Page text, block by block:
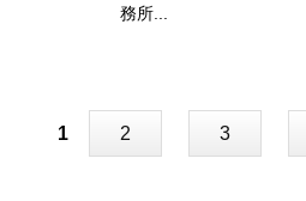
務所...
1 2 3